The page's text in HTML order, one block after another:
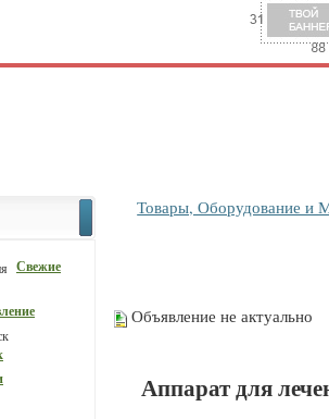
Товары, Оборудование и
Объявление не актуально
Аппарат для
Свежие